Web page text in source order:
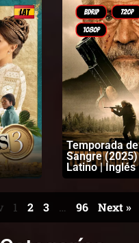
Temporada de
Sangre (2025)
Latino | Inglés
1 2 3 … 96 Next »